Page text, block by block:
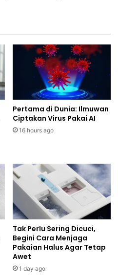
Pertama di Dunia: Ilmuwan
Ciptakan Virus Pakai AI
16 hours ago
Tak Perlu Sering Dicuci,
Begini Cara Menjaga
Pakaian Halus Agar Tetap
Awet
1 day ago